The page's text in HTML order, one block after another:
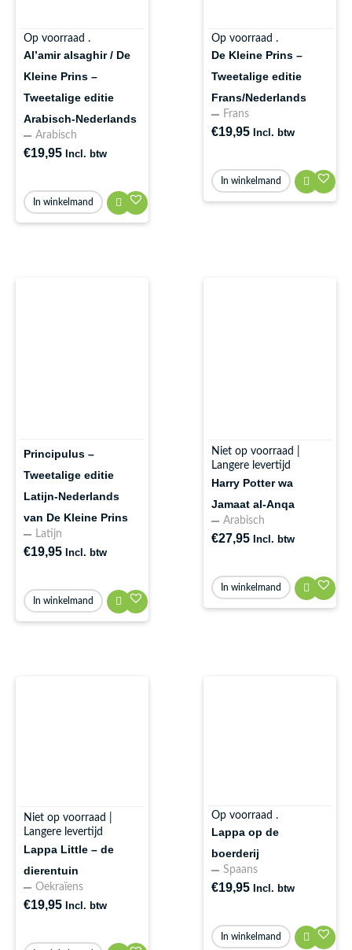
Op voorraad .
Al’amir alsaghir / De
Kleine Prins –
Tweetalige editie
Arabisch-Nederlands
Arabisch
€19,95 Incl. btw
In winkelmand
Op voorraad .
De Kleine Prins –
Tweetalige editie
Frans/Nederlands
Frans
€19,95 Incl. btw
In winkelmand
Principulus –
Tweetalige editie
Latijn-Nederlands
van De Kleine Prins
Latijn
€19,95 Incl. btw
In winkelmand
Niet op voorraad |
Langere levertijd
Harry Potter wa
Jamaat al-Anqa
Arabisch
€27,95 Incl. btw
In winkelmand
Niet op voorraad |
Langere levertijd
Lappa Little – de
dierentuin
Oekraïens
€19,95 Incl. btw
Op voorraad .
Lappa op de
boerderij
Spaans
€19,95 Incl. btw
In winkelmand